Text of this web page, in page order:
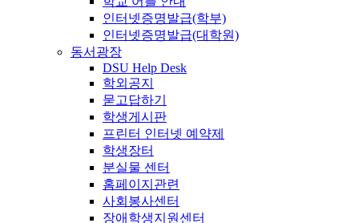
인터넷증명발급(학부)
인터넷증명발급(대학원)
동서광장
DSU Help Desk
학외공지
묻고답하기
학생게시판
프린터 인터넷 예약제
학생장터
분실물 센터
홈페이지관련
사회봉사센터
장애학생지원센터